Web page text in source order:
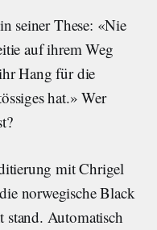
seiner These: «Nie
auf ihrem Weg
Hang für die
hat.» Wer
mit Chrigel
norwegische Black
Automatisch